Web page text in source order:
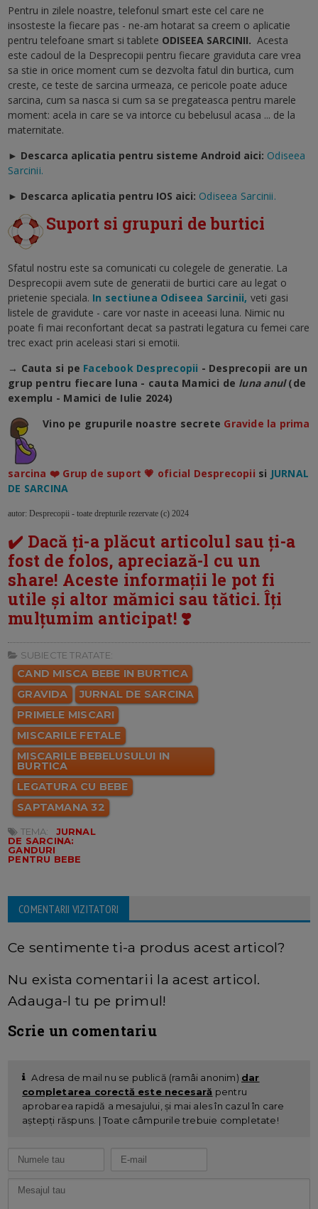
Pentru in zilele noastre, telefonul smart este cel care ne
insosteste la fiecare pas - ne-am hotarat sa creem o aplicatie
pentru telefoane smart si tablete ODISEEA SARCINII. Acesta
este cadoul de la Desprecopii pentru fiecare graviduta care vrea
sa stie in orice moment cum se dezvolta fatul din burtica, cum
creste, ce teste de sarcina urmeaza, ce pericole poate aduce
sarcina, cum sa nasca si cum sa se pregateasca pentru marele
moment: acela in care se va intorce cu bebelusul acasa ... de la
maternitate.
► Descarca aplicatia pentru sisteme Android aici: Odiseea
Sarcinii.
► Descarca aplicatia pentru IOS aici: Odiseea Sarcinii.
Suport si grupuri de burtici
Sfatul nostru este sa comunicati cu colegele de generatie. La
Desprecopii avem sute de generatii de burtici care au legat o
prietenie speciala. In sectiunea Odiseea Sarcinii, veti gasi
listele de gravidute - care vor naste in aceeasi luna. Nimic nu
poate fi mai reconfortant decat sa pastrati legatura cu femei care
trec exact prin aceleasi stari si emotii.
→ Cauta si pe Facebook Desprecopii - Desprecopii are un
grup pentru fiecare luna - cauta Mamici de luna anul (de
exemplu - Mamici de Iulie 2024)
Vino pe grupurile noastre secrete Gravide la prima
sarcina ❤️ Grup de suport 💗 oficial Desprecopii si JURNAL
DE SARCINA
autor: Desprecopii - toate drepturile rezervate (c) 2024
✔️ Dacă ți-a plăcut articolul sau ți-a
fost de folos, apreciază-l cu un
share! Aceste informații le pot fi
utile și altor mămici sau tătici. Îți
mulțumim anticipat! ❣️
SUBIECTE TRATATE:
CAND MISCA BEBE IN BURTICA
GRAVIDA
JURNAL DE SARCINA
PRIMELE MISCARI
MISCARILE FETALE
MISCARILE BEBELUSULUI IN
BURTICA
LEGATURA CU BEBE
SAPTAMANA 32
TEMA:
JURNAL
DE SARCINA:
GANDURI
PENTRU BEBE
COMENTARII VIZITATORI
Ce sentimente ti-a produs acest articol?
Nu exista comentarii la acest articol.
Adauga-l tu pe primul!
Scrie un comentariu
Adresa de mail nu se publică (ramâi anonim) dar
completarea corectă este necesară pentru
aprobarea rapidă a mesajului, și mai ales în cazul în care
aștepți răspuns. | Toate câmpurile trebuie completate!